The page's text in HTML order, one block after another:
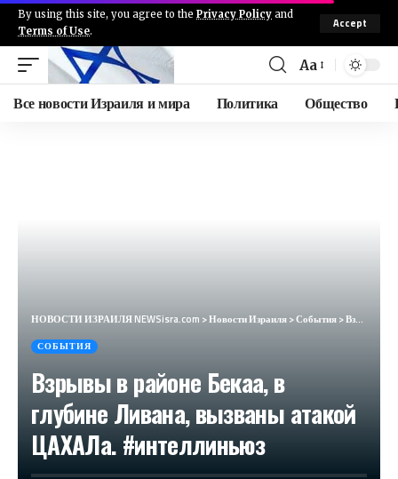
By using this site, you agree to the Privacy Policy and
Terms of Use.
Accept
Aa
Все новости Израиля и мира Политика Общество
НОВОСТИ ИЗРАИЛЯ NEWSisra.com >Новости Израиля>События>Взрывы в районе Бекаа, в глубине Ливана, вызваны атакой ЦАХАЛа. #интеллиньюз
СОБЫТИЯ
Взрывы в районе Бекаа, в
глубине Ливана, вызваны атакой
ЦАХАЛа. #интеллиньюз